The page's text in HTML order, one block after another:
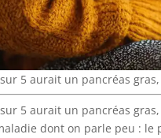
5 aurait un pancréas
5 aurait un pancréas
dont on parle peu :